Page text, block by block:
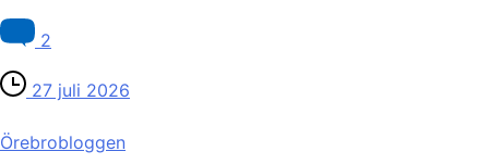
2
27 juli 2026
Örebro­bloggen